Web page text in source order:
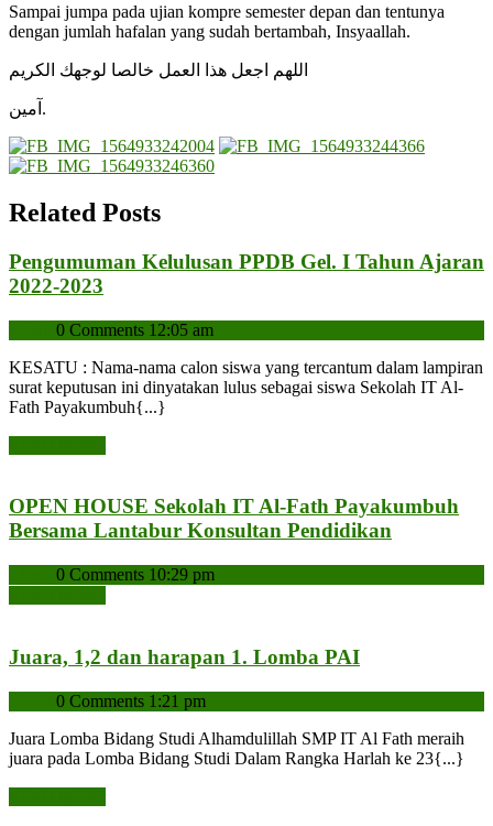
Sampai jumpa pada ujian kompre semester depan dan tentunya
dengan jumlah hafalan yang sudah bertambah, Insyaallah.
اللهم اجعل هذا العمل خالصا لوجهك الكريم
آمين.
Related Posts
Pengumuman Kelulusan PPDB Gel. I Tahun Ajaran
2022-2023
PPDB
Gel.
I
Tahun
2022-
admin
0 Comments 12:05 am
KESATU : Nama-nama calon siswa yang tercantum dalam lampiran
surat keputusan ini dinyatakan lulus sebagai siswa Sekolah IT Al-
Fath Payakumbuh{...}
OPEN HOUSE Sekolah IT Al-Fath Payakumbuh
Bersama Lantabur Konsultan Pendidikan
Bersama
Konsultan
admin
0 Comments 10:29 pm
Juara, 1,2 dan harapan 1. Lomba PAIJuara,
harapan
1.
admin
0 Comments 1:21 pm
Juara Lomba Bidang Studi Alhamdulillah SMP IT Al Fath meraih
juara pada Lomba Bidang Studi Dalam Rangka Harlah ke 23{...}